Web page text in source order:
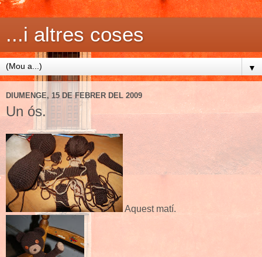
...i altres coses
▼
DIUMENGE, 15 DE FEBRER DEL 2009
Un ós.
Aquest matí.